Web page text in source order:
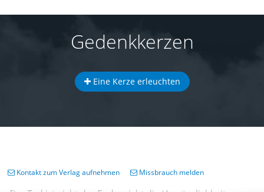
Gedenkkerzen
Eine Kerze erleuchten
Kontakt zum Verlag aufnehmen Missbrauch melden